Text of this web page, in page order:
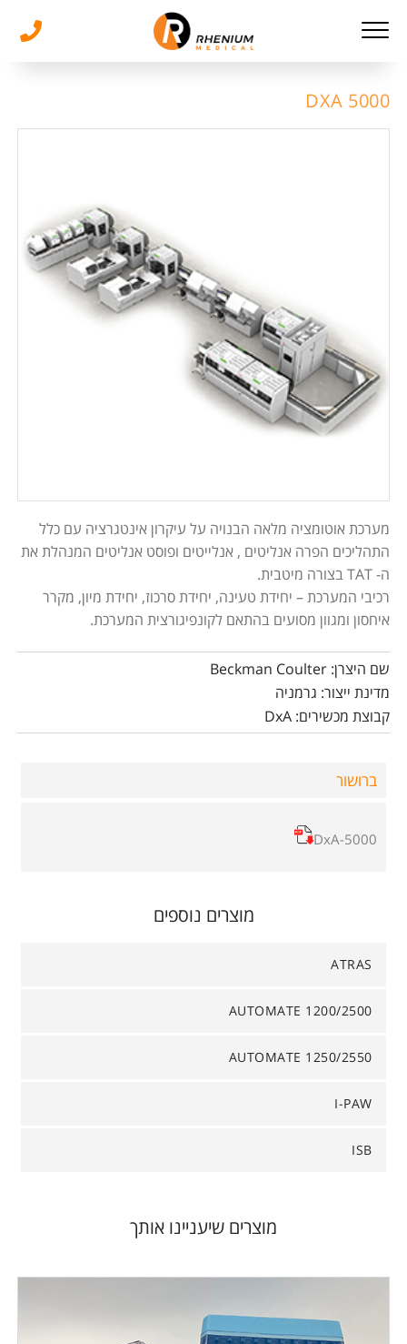
5000 DXA
מערכת אוטומציה מלאה הבנויה על עיקרון אינטגרציה עם כלל
התהליכים הפרה אנליטים , אנלייטים ופוסט אנליטים המנהלת את
ה- TAT בצורה מיטבית.
רכיבי המערכת – יחידת טעינה, יחידת סרכוז, יחידת מיון, מקרר
איחסון ומגוון מסועים בהתאם לקונפיגורצית המערכת.
שם היצרן: Beckman Coulter
מדינת ייצור: גרמניה
קבוצת מכשירים: DxA
ברושור
DxA-5000
מוצרים נוספים
ATRAS
AUTOMATE 1200/2500
AUTOMATE 1250/2550
I-PAW
ISB
מוצרים שיעניינו אותך